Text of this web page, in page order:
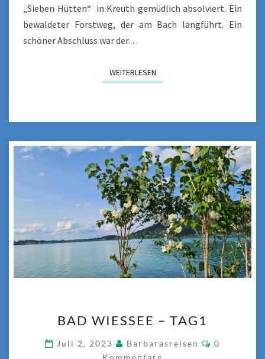
„Sieben Hütten“ in Kreuth gemüdlich absolviert. Ein
bewaldeter Forstweg, der am Bach langführt. Ein
schöner Abschluss war der…
WEITERLESENWEITERLESEN
WIESSEE
–
TAG1
BAD WIESSEE – TAG1
Juli 2, 2023 Barbarasreisen
0